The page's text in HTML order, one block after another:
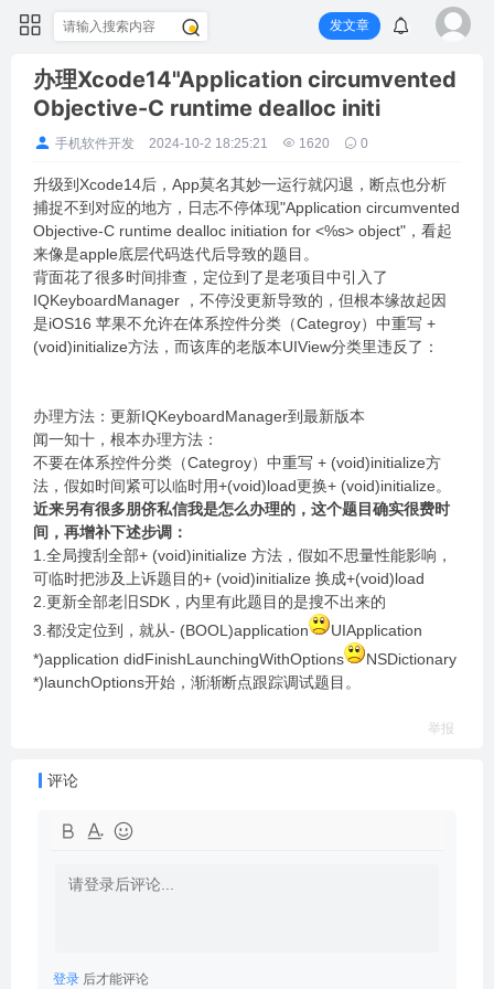
发文章
办理Xcode14"Application circumvented
Objective-C runtime dealloc initi
手机软件开发 2024-10-2 18:25:21 1620 0
升级到Xcode14后，App莫名其妙一运行就闪退，断点也分析
捕捉不到对应的地方，日志不停体现"Application circumvented
Objective-C runtime dealloc initiation for <%s> object"，看起
来像是apple底层代码迭代后导致的题目。
背面花了很多时间排查，定位到了是老项目中引入了
IQKeyboardManager ，不停没更新导致的，但根本缘故起因
是iOS16 苹果不允许在体系控件分类（Categroy）中重写 +
(void)initialize方法，而该库的老版本UIView分类里违反了：
办理方法：更新IQKeyboardManager到最新版本
闻一知十，根本办理方法：
不要在体系控件分类（Categroy）中重写 + (void)initialize方
法，假如时间紧可以临时用+(void)load更换+ (void)initialize。
近来另有很多朋侪私信我是怎么办理的，这个题目确实很费时
间，再增补下述步调：
1.全局搜刮全部+ (void)initialize 方法，假如不思量性能影响，
可临时把涉及上诉题目的+ (void)initialize 换成+(void)load
2.更新全部老旧SDK，内里有此题目的是搜不出来的
3.都没定位到，就从- (BOOL)application
UIApplication
*)application didFinishLaunchingWithOptions
NSDictionary
*)launchOptions开始，渐渐断点跟踪调试题目。
举报
评论
登录 后才能评论